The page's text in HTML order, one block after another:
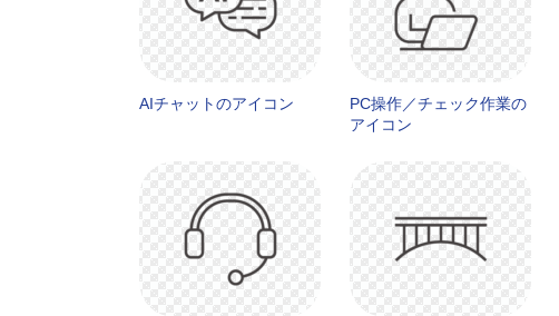
AIチャットのアイコン
PC操作／チェック作業の
アイコン